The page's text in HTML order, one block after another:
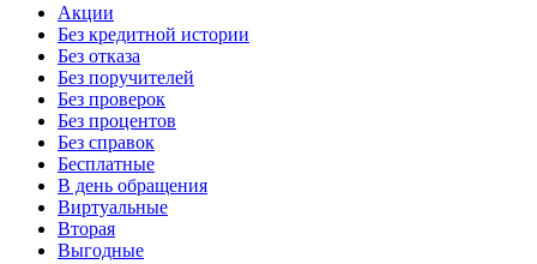
Акции
Без кредитной истории
Без отказа
Без поручителей
Без проверок
Без процентов
Без справок
Бесплатные
В день обращения
Виртуальные
Вторая
Выгодные